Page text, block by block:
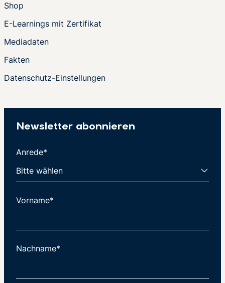
Shop
E-Learnings mit Zertifikat
Mediadaten
Fakten
Datenschutz-Einstellungen
Newsletter abonnieren
Anrede*
Vorname*
Nachname*